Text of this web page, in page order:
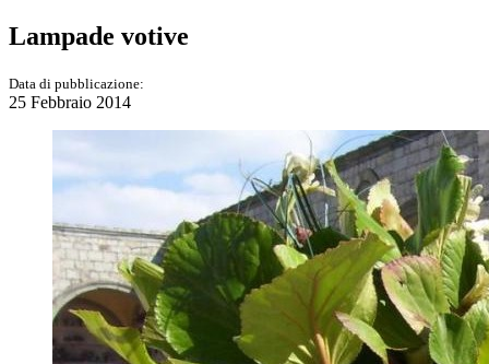
Lampade votive
Data di pubblicazione:
25 Febbraio 2014